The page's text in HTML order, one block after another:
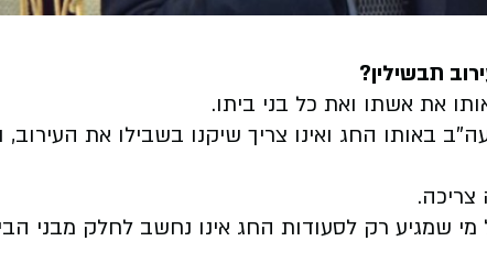
תבשילין?
את אשתו ואת כל בני ביתו.
באותו החג ואינו צריך שיקנו בשבילו את העירוב,
שמגיע רק לסעודות החג אינו נחשב לחלק מבני